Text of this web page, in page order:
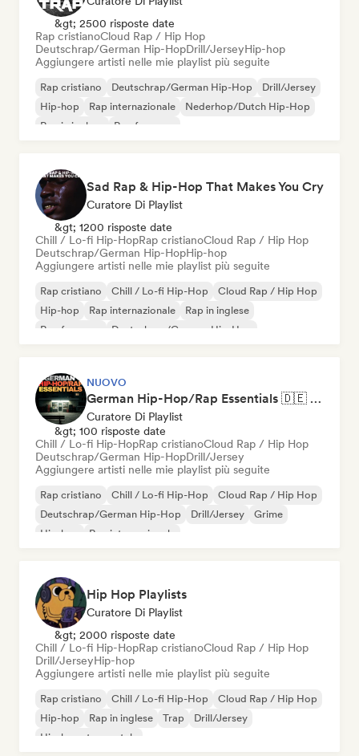
&gt; 2500 risposte date
Rap cristianoCloud Rap / Hip Hop
Deutschrap/German Hip-HopDrill/JerseyHip-hop
Aggiungere artisti nelle mie playlist più seguite
Rap cristiano Deutschrap/German Hip-Hop
Drill/Jersey
Hip-hop
Rap internazionale
Nederhop/Dutch Hip-Hop
Rap in inglese
Rap francese
Sad Rap & Hip-Hop That Makes You Cry
Curatore Di Playlist
&gt; 1200 risposte date
Chill / Lo-fi Hip-HopRap cristianoCloud Rap / Hip Hop
Deutschrap/German Hip-HopHip-hop
Aggiungere artisti nelle mie playlist più seguite
Rap cristiano Chill / Lo-fi Hip-Hop
Cloud Rap / Hip Hop
Hip-hop
Rap internazionale
Rap in inglese
Rap francese
Deutschrap/German Hip-Hop
NUOVO
German Hip-Hop/Rap Essentials 🇩🇪 Deutschrap, Cloud Rap & Trap
Curatore Di Playlist
&gt; 100 risposte date
Chill / Lo-fi Hip-HopRap cristianoCloud Rap / Hip Hop
Deutschrap/German Hip-HopDrill/Jersey
Aggiungere artisti nelle mie playlist più seguite
Rap cristiano Chill / Lo-fi Hip-Hop
Cloud Rap / Hip Hop
Deutschrap/German Hip-Hop
Drill/Jersey
Grime
Hip-hop
Rap internazionale
Hip Hop Playlists
Curatore Di Playlist
&gt; 2000 risposte date
Chill / Lo-fi Hip-HopRap cristianoCloud Rap / Hip Hop
Drill/JerseyHip-hop
Aggiungere artisti nelle mie playlist più seguite
Rap cristiano Chill / Lo-fi Hip-Hop
Cloud Rap / Hip Hop
Hip-hop
Rap in inglese Trap
Drill/Jersey
Hip-hop strumentale